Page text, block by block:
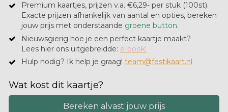
Premium kaartjes, prijzen v.a. €6,29- per stuk (100st).
Exacte prijzen afhankelijk van aantal en opties, bereken
jouw prijs met onderstaande groene button.
Nieuwsgierig hoe je een perfect kaartje maakt?
​Lees hier ons uitgebreidde: e-book!
Hulp nodig? Ik help je graag! team@festikaart.nl
Wat kost dit kaartje?
Bereken alvast jouw prijs